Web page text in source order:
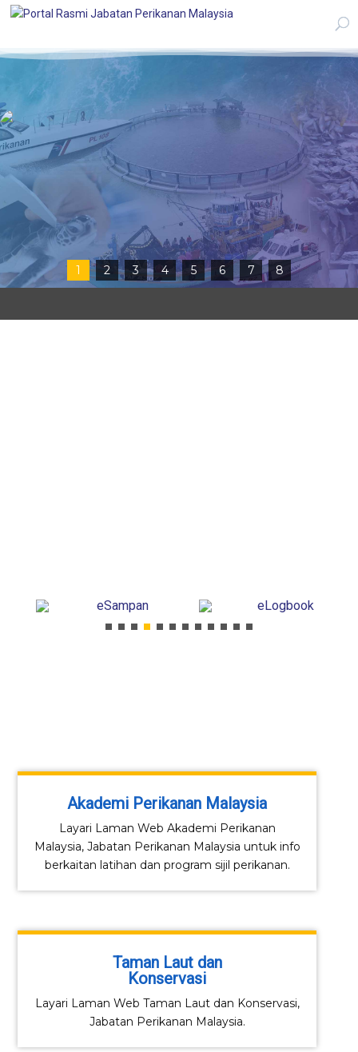
1 2 3 4 5 6 7 8
Akademi Perikanan Malaysia
Layari Laman Web Akademi Perikanan
Malaysia, Jabatan Perikanan Malaysia untuk info
berkaitan latihan dan program sijil perikanan.
Taman Laut dan
Konservasi
Layari Laman Web Taman Laut dan Konservasi,
Jabatan Perikanan Malaysia.